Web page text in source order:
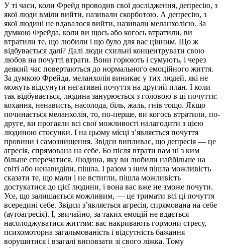
У ті часи, коли Фрейд проводив свої дослідження, депресію, з
якої люди вміли вийти, називали скорботою. А депресію, з
якої людині не вдавалося вийти, називали меланхолією. За
думкою Фрейда, коли ви щось або когось втратили, ви
втратили те, що любили і що було для вас цінним. Що ж
відбувається далі? Далі люди схильні концентрувати свою
любов на почутті втрати. Вони горюють і сумують, і через
деякий час повертаються до нормального емоційного життя.
За думкою Фрейда, меланхолія виникає у тих людей, які не
можуть відсунути негативні почуття на другий план. І коли
так відбувається, людина занурюється з головою в ці почуття:
кохання, ненависть, насолода, біль, жаль, гнів тощо. Якщо
починається меланхолія, то, по-перше, ви когось втратили, по-
друге, ви прогаяли всі свої можливості налагодити з цією
людиною стосунки. І на цьому місці з’являється почуття
провини і самознищення. Звідси випливає, що депресія — це
агресія, спрямована на себе. Бо після втрати вам ні з ким
більше сперечатися. Людина, яку ви любили найбільше на
світі або ненавиділи, пішла. І разом з ним пішла можливість
сказати те, що мали і не встигли, пішла можливість
достукатися до цієї людини, і вона вас вже не зможе почути.
Усе, що залишається можливим, — це тримати всі ці почуття
всередині себе. Звідси з’являється агресія, спрямована на себе
(аутоагресія). І, звичайно, за таких емоцій не вдається
насолоджуватися життям: вас накривають гормони стресу,
психомоторна загальмованість і відсутність бажання
ворушитися і взагалі виповзати зі свого ліжка. Тому